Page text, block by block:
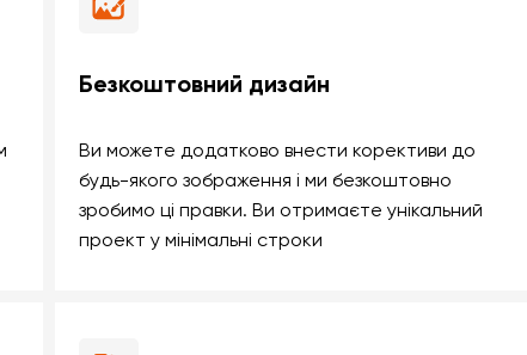
Безкоштовний дизайн
Ви можете додатково внести корективи до
будь-якого зображення і ми безкоштовно
зробимо ці правки. Ви отримаєте унікальний
проект у мінімальні строки